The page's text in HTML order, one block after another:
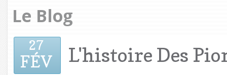
Le Blog
27
FÉV
L'histoire Des